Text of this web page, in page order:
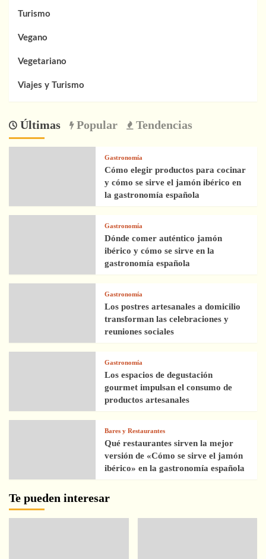
Turismo
Vegano
Vegetariano
Viajes y Turismo
Últimas Popular Tendencias
Gastronomía
Cómo elegir productos para cocinar
y cómo se sirve el jamón ibérico en
la gastronomía española
Gastronomía
Dónde comer auténtico jamón
ibérico y cómo se sirve en la
gastronomía española
Gastronomía
Los postres artesanales a domicilio
transforman las celebraciones y
reuniones sociales
Gastronomía
Los espacios de degustación
gourmet impulsan el consumo de
productos artesanales
Bares y Restaurantes
Qué restaurantes sirven la mejor
versión de «Cómo se sirve el jamón
ibérico» en la gastronomía española
Te pueden interesar